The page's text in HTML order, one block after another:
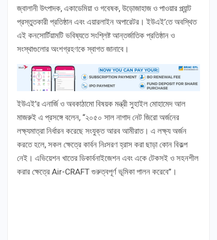
জ্বালানী উৎপাদক, একাডেমিয়া ও গবেষক, উড়োজাহাজ ও পাওয়ার প্ল্যান্ট
প্রস্তুতকারী প্রতিষ্ঠান এবং এয়ারলাইন অপারেটর। ইউএই’তে অবস্থিত
এই কনসোর্টিয়ামটি ভবিষ্যতে সংশ্লিষ্ট আন্তর্জাতিক প্রতিষ্ঠান ও
সংস্থাগুলোর অংশগ্রহণকে স্বাগত জানাবে।
ইউএই’র এনার্জি ও অবকাঠামো বিষয়ক মন্ত্রী সুহাইল মোহামেদ আল
মাজরুই এ প্রসঙ্গে বলেন, “২০৫০ সাল নাগাদ নেট জিরো অর্জনের
লক্ষ্যমাত্রা নির্ধারন করেছে সংযুক্ত আরব আমীরাত। এ লক্ষ্য অর্জন
করতে হলে, সকল ক্ষেত্রে কার্বন নিঃসরণ হ্রাস করা ছাড়া কোন বিকল্প
নেই। এভিয়েশন খাতের ডিকার্বনাইজেশন এবং একে টেকসই ও সহনশীল
করার ক্ষেত্রে Air-CRAFT গুরুত্বপূর্ণ ভূমিকা পালন করেবে”।